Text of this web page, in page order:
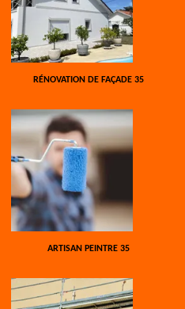
RÉNOVATION DE FAÇADE 35
ARTISAN PEINTRE 35